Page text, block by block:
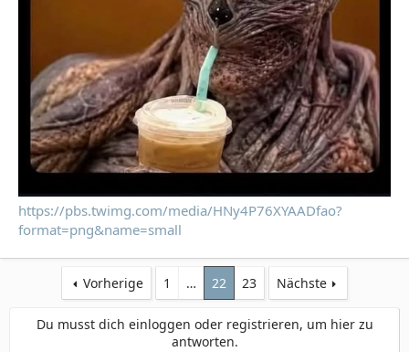
https://pbs.twimg.com/media/HNy4P76XYAADfao?
format=png&name=small
Vorherige 1 … 22 23 Nächste
Du musst dich einloggen oder registrieren, um hier zu
antworten.